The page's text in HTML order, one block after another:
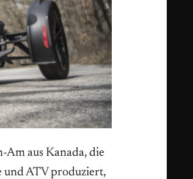
aus Kanada, die
und ATV produziert,